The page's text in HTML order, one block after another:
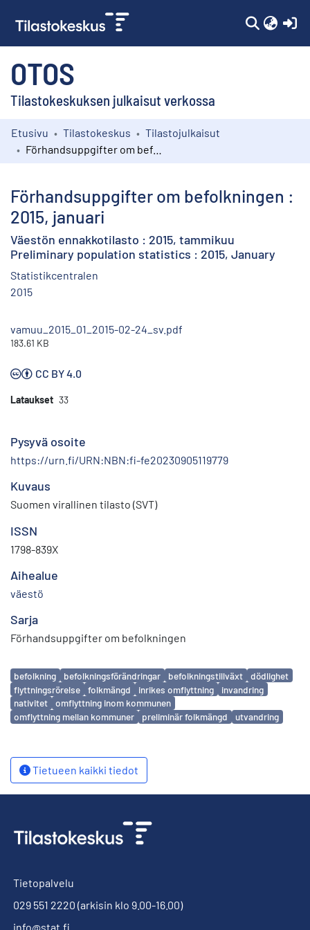
OTOS
Tilastokeskuksen julkaisut verkossa
Kokoelmat
Etusivu Tilastokeskus
Tilastojulkaisut
Förhandsuppgifter om befolkningen :
2015, januari
Väestön ennakkotilasto : 2015, tammikuu
Preliminary population statistics : 2015, January
Statistikcentralen
2015
vamuu_2015_01_2015-02-24_sv.pdf
183.61 KB
CC BY 4.0
Lataukset 33
Pysyvä osoite
https://urn.fi/URN:NBN:fi-fe20230905119779
Kuvaus
Suomen virallinen tilasto (SVT)
ISSN
1798-839X
Aihealue
väestö
Sarja
Förhandsuppgifter om befolkningen
Avainsanat
befolkning befolkningsförändringar befolkningstillväxt
dödlighet
flyttningsrörelse
folkmängd inrikes omflyttning
invandring
nativitet
omflyttning inom kommunen
omflyttning mellan kommuner
preliminär folkmängd utvandring
Tietueen kaikki tiedot
Tietopalvelu
029 551 2220 (arkisin klo 9.00-16.00)
info@stat.fi